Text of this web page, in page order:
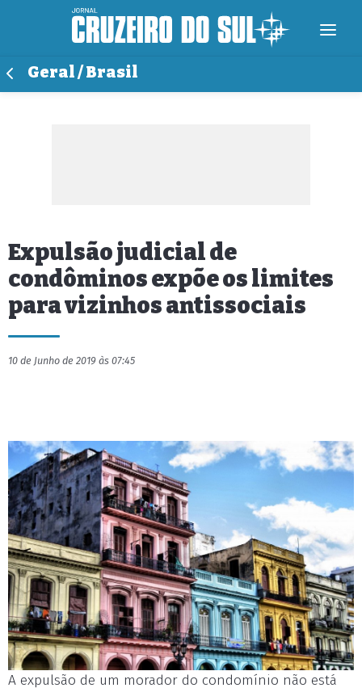
Geral / Brasil
Expulsão judicial de
condôminos expõe os limites
para vizinhos antissociais
10 de Junho de 2019 às 07:45
A expulsão de um morador do condomínio não está